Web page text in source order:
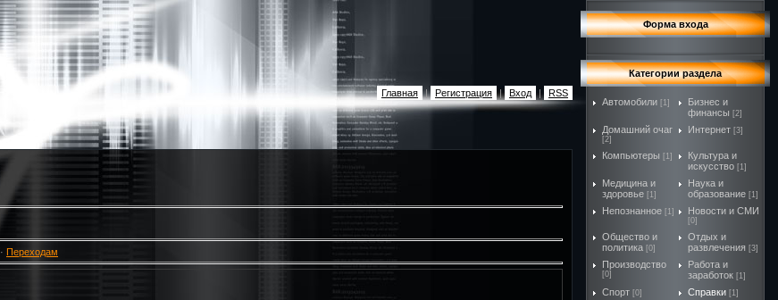
Главная | Регистрация | Вход | RSS
· Переходам
Форма входа
Категории раздела
Автомобили [1]
Бизнес и
финансы [2]
Домашний очаг
[2]
Интернет [3]
Компьютеры [1]
Культура и
искусство [1]
Медицина и
здоровье [1]
Наука и
образование [1]
Непознанное [1] Новости и СМИ
[0]
Общество и
политика [0]
Отдых и
развлечения [3]
Производство
[0]
Работа и
заработок [1]
Спорт [0] Справки [1]